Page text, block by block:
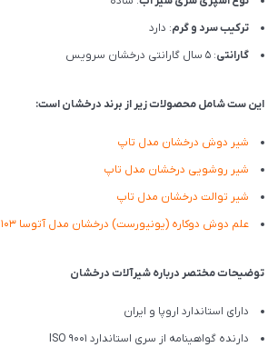
ترکیب سرد و گرم: دارد
گارانتی: 5 سال گارانتی درخشان سرویس
این ست شامل محصولات زیر از برند درخشان است:
شیر دوش درخشان مدل تاپ
شیر روشویی درخشان مدل تاپ
شیر توالت درخشان مدل تاپ
علم دوش دوکاره (یونیورست) درخشان مدل آتوسا 103
توضیحات مختصر درباره شیرآلات درخشان
دارای استاندارد اروپا و ایران
دارنده گواهینامه از سری استاندارد ISO 9001